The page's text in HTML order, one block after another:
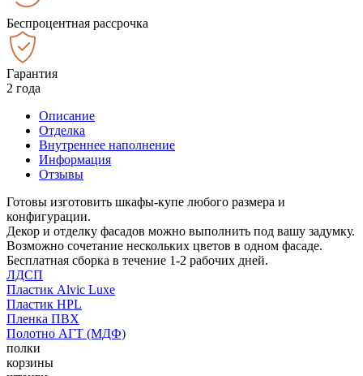
Беспроцентная рассрочка
Гарантия
2 года
Описание
Отделка
Внутреннее наполнение
Информация
Отзывы
Готовы изготовить шкафы-купе любого размера и
конфигурации.
Декор и отделку фасадов можно выполнить под вашу задумку.
Возможно сочетание нескольких цветов в одном фасаде.
Бесплатная сборка в течение 1-2 рабочих дней.
ЛДСП
Пластик Alvic Luxe
Пластик HPL
Пленка ПВХ
Полотно АГТ (МДФ)
полки
корзины